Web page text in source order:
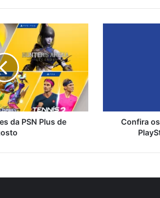
da PSN Plus de
Confira